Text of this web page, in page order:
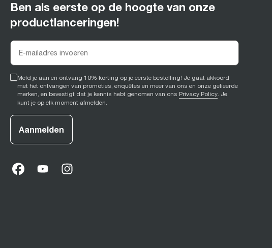
Ben als eerste op de hoogte van onze
productlanceringen!
Meld je aan en ontvang 10% korting op je eerste bestelling! Je gaat akkoord
met het ontvangen van promoties, enquêtes en meer van ons en onze gelieerde
merken, en bevestigt dat je kennis hebt genomen van ons Privacy Policy. Je
kunt je op elk moment afmelden.
Aanmelden
facebook
opens in new tab
youtube
opens in new tab
instagram
opens in new tab